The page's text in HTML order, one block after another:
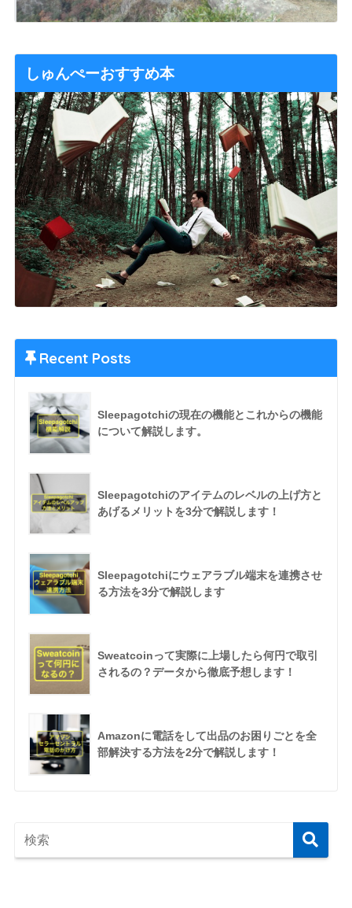
しゅんぺーおすすめ本
Recent Posts
Sleepagotchiの現在の機能とこれからの機能
について解説します。
Sleepagotchiのアイテムのレベルの上げ方と
あげるメリットを3分で解説します！
Sleepagotchiにウェアラブル端末を連携させ
る方法を3分で解説します
Sweatcoinって実際に上場したら何円で取引
されるの？データから徹底予想します！
Amazonに電話をして出品のお困りごとを全
部解決する方法を2分で解説します！